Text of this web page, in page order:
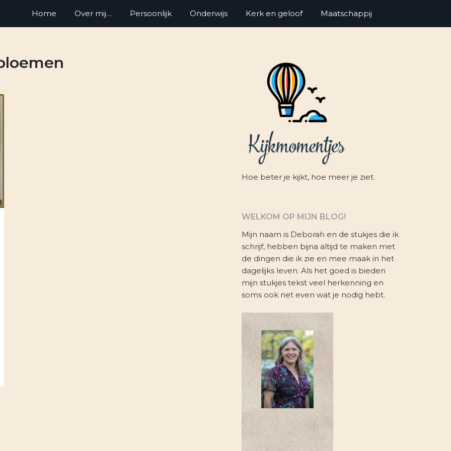
Home Over mij… Persoonlijk Onderwijs Kerk en geloof Maatschappij
Hoe beter je kijkt, hoe meer je ziet.
WELKOM OP MIJN BLOG!
Mijn naam is Deborah en de stukjes die ik
schrijf, hebben bijna altijd te maken met
de dingen die ik zie en mee maak in het
dagelijks leven. Als het goed is bieden
mijn stukjes tekst veel herkenning en
soms ook net even wat je nodig hebt.